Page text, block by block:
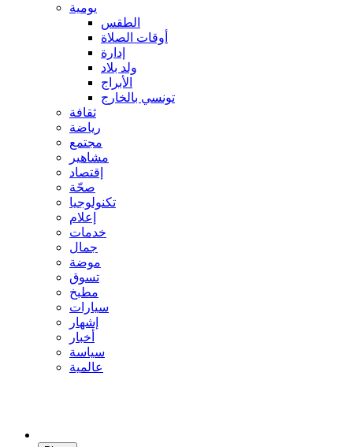
يومية
الطقس
أوقات الصلاة
إدارة
ولد بلاد
الأبراج
تونسي بالخارج
ثقافة
رياضة
مجتمع
مشاهير
إقتصاد
صحّة
تكنولوجيا
إعلام
خدمات
جمال
موضة
تسوق
مطبخ
سيارات
إشهار
أخبار
سياسة
عالمية